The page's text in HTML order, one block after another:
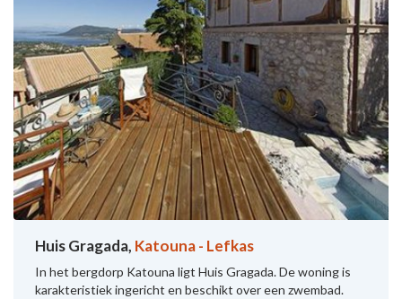
Huis Gragada, Katouna - Lefkas
In het bergdorp Katouna ligt Huis Gragada. De woning is
karakteristiek ingericht en beschikt over een zwembad.